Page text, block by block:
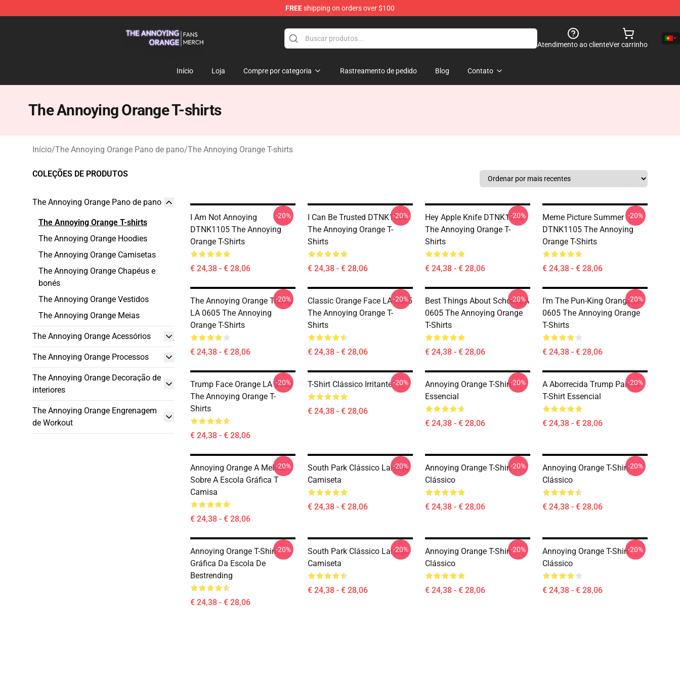
FREEshipping on orders over $100
Atendimento ao clienteVer carrinho
Início Loja Compre por categoria Rastreamento de pedido Blog Contato
The Annoying Orange T-shirts
Início/The Annoying Orange Pano de pano/The Annoying Orange T-shirts
COLEÇÕES DE PRODUTOS
The Annoying Orange Pano de pano
The Annoying Orange T-shirts
The Annoying Orange Hoodies
The Annoying Orange Camisetas
The Annoying Orange Chapéus e
bonés
The Annoying Orange Vestidos
The Annoying Orange Meias
The Annoying Orange Acessórios
The Annoying Orange Processos
The Annoying Orange Decoração de
interiores
The Annoying Orange Engrenagem
de Workout
I Am Not Annoying
DTNK1105 The Annoying
Orange T-Shirts
€ 24,38 - € 28,06
-20%
I Can Be Trusted DTNK1105
The Annoying Orange T-
Shirts
€ 24,38 - € 28,06
-20%
Hey Apple Knife DTNK1105
The Annoying Orange T-
Shirts
€ 24,38 - € 28,06
-20%
Meme Picture Summer
DTNK1105 The Annoying
Orange T-Shirts
€ 24,38 - € 28,06
-20%
The Annoying Orange Trump
LA 0605 The Annoying
Orange T-Shirts
€ 24,38 - € 28,06
-20%
Classic Orange Face LA 0605
The Annoying Orange T-
Shirts
€ 24,38 - € 28,06
-20%
Best Things About School LA
0605 The Annoying Orange
T-Shirts
€ 24,38 - € 28,06
-20%
I'm The Pun-King Orange LA
0605 The Annoying Orange
T-Shirts
€ 24,38 - € 28,06
-20%
Trump Face Orange LA 0605
The Annoying Orange T-
Shirts
€ 24,38 - € 28,06
-20% T-Shirt Clássico Irritante
€ 24,38 - € 28,06
-20%
Annoying Orange T-Shirt
Essencial
€ 24,38 - € 28,06
-20%
A Aborrecida Trump Parody
T-Shirt Essencial
€ 24,38 - € 28,06
-20%
Annoying Orange A Melhor
Sobre A Escola Gráfica T
Camisa
€ 24,38 - € 28,06
-20%
South Park Clássico Laranja
Camiseta
€ 24,38 - € 28,06
-20%
Annoying Orange T-Shirt
Clássico
€ 24,38 - € 28,06
-20%
Annoying Orange T-Shirt
Clássico
€ 24,38 - € 28,06
-20%
Annoying Orange T-Shirt
Gráfica Da Escola De
Bestrending
€ 24,38 - € 28,06
-20%
South Park Clássico Laranja
Camiseta
€ 24,38 - € 28,06
-20%
Annoying Orange T-Shirt
Clássico
€ 24,38 - € 28,06
-20%
Annoying Orange T-Shirt
Clássico
€ 24,38 - € 28,06
-20%